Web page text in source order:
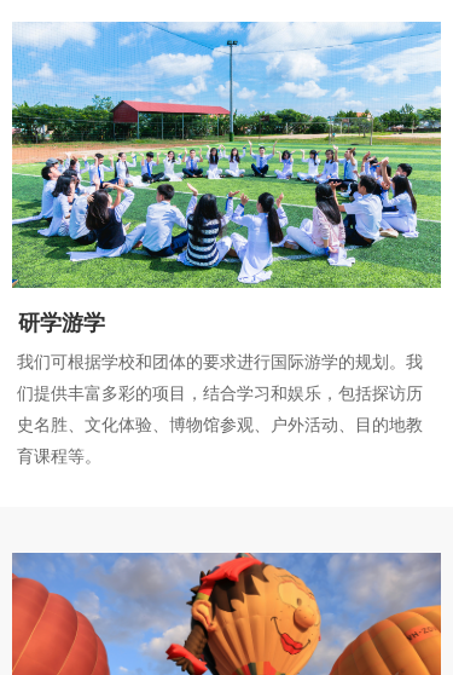
研学游学
我们可根据学校和团体的要求进行国际游学的规划。我
们提供丰富多彩的项目，结合学习和娱乐，包括探访历
史名胜、文化体验、博物馆参观、户外活动、目的地教
育课程等。